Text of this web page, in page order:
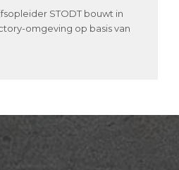
STODT bouwt in
omgeving op basis van